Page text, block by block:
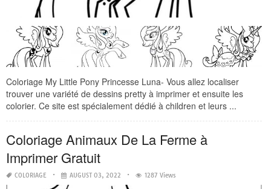
Coloriage My Little Pony Princesse Luna- Vous allez localiser
trouver une variété de dessins pretty à imprimer et ensuite les
colorier. Ce site est spécialement dédié à children et leurs ...
Coloriage Animaux De La Ferme à
Imprimer Gratuit
COLORIAGE AUGUST 03, 2022 1287 Views